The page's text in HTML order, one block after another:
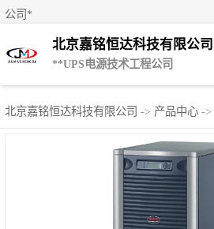
公司*
北京嘉铭恒达科技有限公司
**UPS电源技术工程公司
北京嘉铭恒达科技有限公司 -> 产品中心 ->
UPS租赁/UPS电